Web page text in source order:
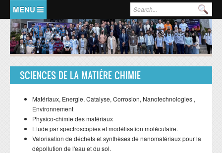
Formulaire de recherche
Faculté des Sciences de Rabat
ACCUEIL PRESENTATION
Doyen
Historique
Organisation Générale
FSR en chiffres
Représentants de la Faculté
FORMATIONS RECHERCHE
SCIENCES DE LA MATIÈRE CHIMIE
Matériaux, Energie, Catalyse, Corrosion, Nanotechnologies ,
Environnement
Physico-chimie des matériaux
Etude par spectroscopies et modélisation moléculaire.
Valorisation de déchets et synthèses de nanomatériaux pour la
dépollution de l'eau et du sol.